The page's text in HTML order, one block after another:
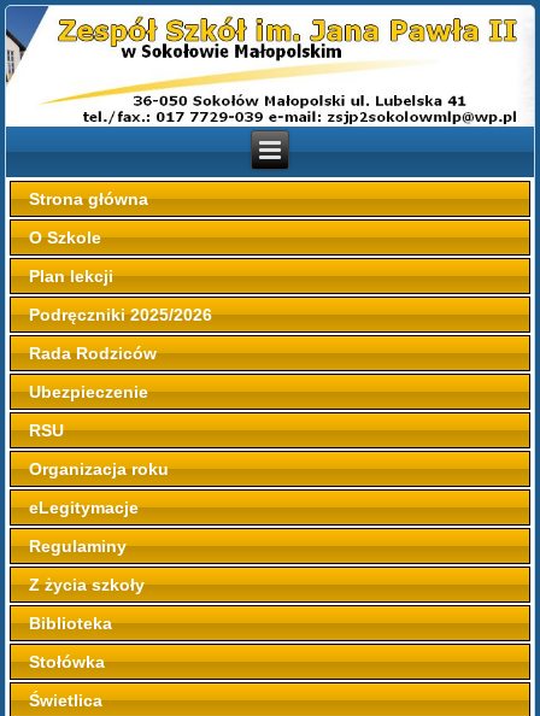
Strona główna
O Szkole
Plan lekcji
Podręczniki 2025/2026
Rada Rodziców
Ubezpieczenie
RSU
Organizacja roku
eLegitymacje
Regulaminy
Z życia szkoły
Biblioteka
Stołówka
Świetlica